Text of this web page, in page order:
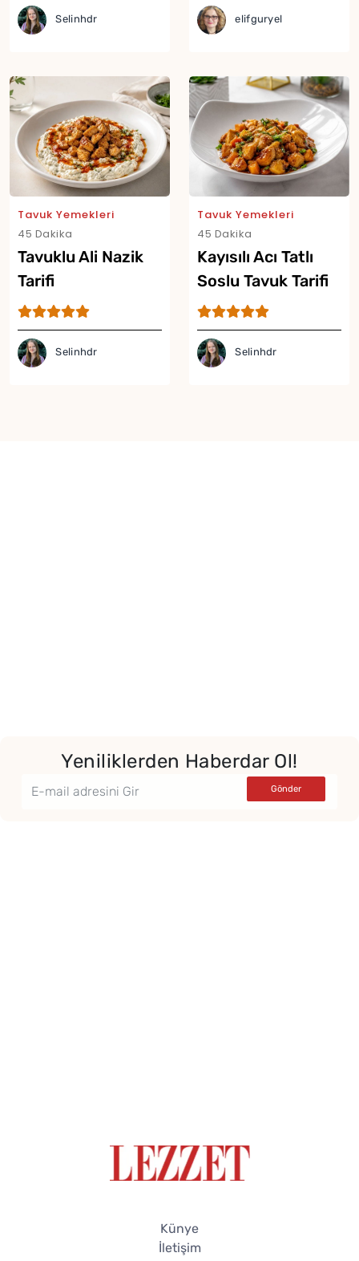
Selinhdr elifguryel
Tavuk Yemekleri
45 Dakika
Tavuklu Ali Nazik
Tarifi
Selinhdr
Tavuk Yemekleri
45 Dakika
Kayısılı Acı Tatlı
Soslu Tavuk Tarifi
Selinhdr
Yeniliklerden Haberdar Ol!
Künye
İletişim